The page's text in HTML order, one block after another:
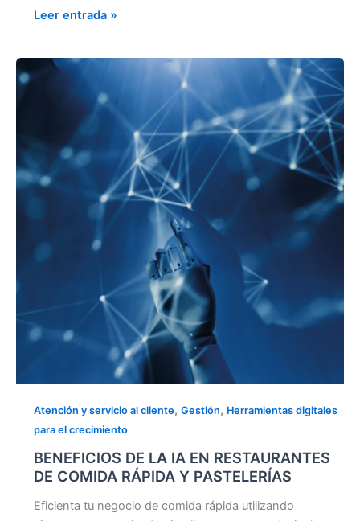
Leer entrada »
Atención y servicio al cliente, Gestión, Herramientas digitales
para el crecimiento
BENEFICIOS DE LA IA EN RESTAURANTES
DE COMIDA RÁPIDA Y PASTELERÍAS
Eficienta tu negocio de comida rápida utilizando
BENEFICIOS
EN
RESTAURANTES
DE
PASTELERÍAS